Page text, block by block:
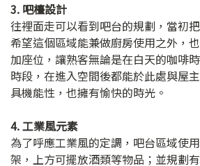
3. 吧檯設計
往裡面走可以看到吧台的規劃，當初
希望這個區域能兼做廚房使用之外，
加座位，讓熟客無論是在白天的咖啡
時段，在進入空間後都能於此處與屋
具機能性，也擁有愉快的時光。
4. 工業風元素
為了呼應工業風的定調，吧台區域使
架，上方可擺放酒類等物品；並規劃